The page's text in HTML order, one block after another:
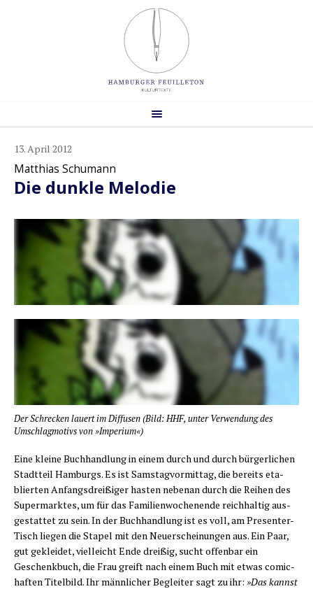
13. April 2012
Matthias Schumann
Die dunkle Melodie
Der Schre­cken lau­ert im Dif­fu­sen (Bild: HHF, unter Ver­wen­dung des
Umschlag­mo­tivs von »Impe­ri­um«)
Eine klei­ne Buch­hand­lung in einem durch und durch bür­ger­li­chen
Stadt­teil Ham­burgs. Es ist Sams­tag­vor­mit­tag, die bereits eta­
blier­ten Anfangs­drei­ßi­ger has­ten neben­an durch die Rei­hen des
Super­mark­tes, um für das Fami­li­en­wo­chen­en­de reich­hal­tig aus­
ge­stat­tet zu sein. In der Buch­hand­lung ist es voll, am Pre­sen­ter-
Tisch lie­gen die Sta­pel mit den Neu­erschei­nun­gen aus. Ein Paar,
gut geklei­det, viel­leicht Ende drei­ßig, sucht offen­bar ein
Geschenk­buch, die Frau greift nach einem Buch mit etwas comic­
haf­ten Titel­bild. Ihr männ­li­cher Beglei­ter sagt zu ihr: »Das kannst